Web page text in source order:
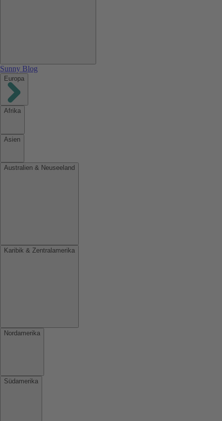
Sunny Blog
Europa
Afrika
Asien
Australien & Neuseeland
Karibik & Zentralamerika
Nordamerika
Südamerika